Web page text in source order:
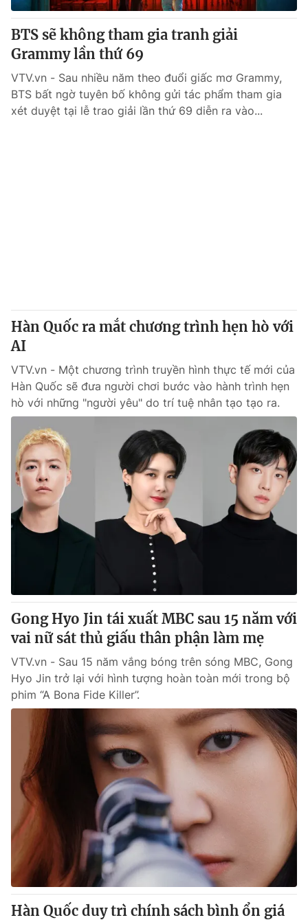
BTS sẽ không tham gia tranh giải
Grammy lần thứ 69
VTV.vn - Sau nhiều năm theo đuổi giấc mơ Grammy,
BTS bất ngờ tuyên bố không gửi tác phẩm tham gia
xét duyệt tại lễ trao giải lần thứ 69 diễn ra vào...
Hàn Quốc ra mắt chương trình hẹn hò với
AI
VTV.vn - Một chương trình truyền hình thực tế mới của
Hàn Quốc sẽ đưa người chơi bước vào hành trình hẹn
hò với những "người yêu" do trí tuệ nhân tạo tạo ra.
Gong Hyo Jin tái xuất MBC sau 15 năm với
vai nữ sát thủ giấu thân phận làm mẹ
VTV.vn - Sau 15 năm vắng bóng trên sóng MBC, Gong
Hyo Jin trở lại với hình tượng hoàn toàn mới trong bộ
phim “A Bona Fide Killer”.
Hàn Quốc duy trì chính sách bình ổn giá